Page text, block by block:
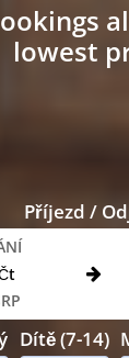
lowest
Příjezd /
Dítě (7-14)